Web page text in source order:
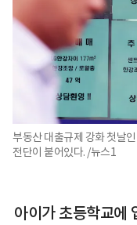
부동산 대출규제 강화 첫날
전단이 붙어있다. /뉴스1
아이가 초등학교에